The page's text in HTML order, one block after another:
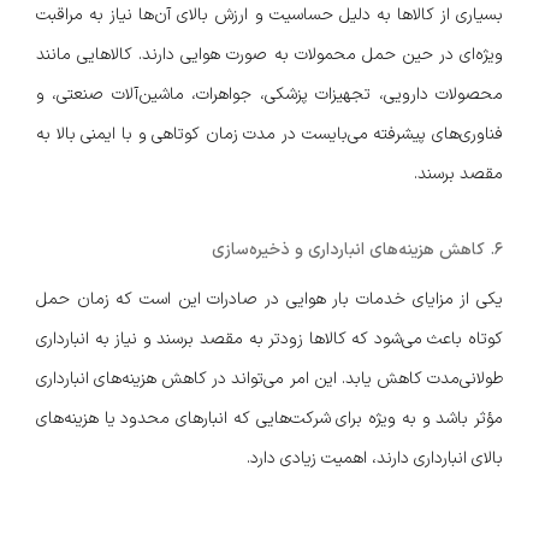
بسیاری از کالاها به دلیل حساسیت و ارزش بالای آن‌ها نیاز به مراقبت
ویژه‌ای در حین حمل محمولات به صورت هوایی دارند. کالاهایی مانند
محصولات دارویی، تجهیزات پزشکی، جواهرات، ماشین‌آلات صنعتی، و
فناوری‌های پیشرفته می‌بایست در مدت زمان کوتاهی و با ایمنی بالا به
مقصد برسند.
6. کاهش هزینه‌های انبارداری و ذخیره‌سازی
یکی از مزایای خدمات بار هوایی در صادرات این است که زمان حمل
کوتاه باعث می‌شود که کالاها زودتر به مقصد برسند و نیاز به انبارداری
طولانی‌مدت کاهش یابد. این امر می‌تواند در کاهش هزینه‌های انبارداری
مؤثر باشد و به ویژه برای شرکت‌هایی که انبارهای محدود یا هزینه‌های
بالای انبارداری دارند، اهمیت زیادی دارد.